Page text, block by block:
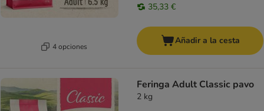
4 opciones
35,33 €
Añadir a la cesta
Feringa Adult Classic pavo
2 kg